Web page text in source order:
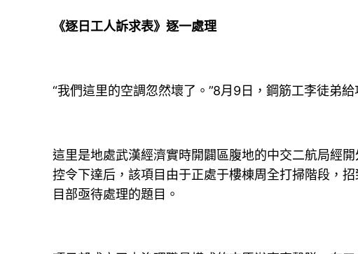
《逐日工人訴求表》逐一處理
“我們這里的空調忽然壞了。”8月9日，鋼筋工李徒弟
這里是地處武漢經濟實時開闢區腹地的中交二航局經
控令下達后，該項目由于正處于樓棟周全打掃階段，
目部亟待處理的題目。